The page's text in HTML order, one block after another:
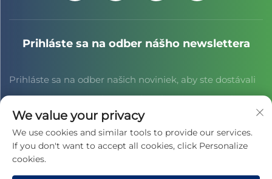
Prihláste sa na odber nášho newslettera
Prihláste sa na odber našich noviniek, aby ste dostávali
najnovšie správy z odvetvia, aktualizácie a poznatky od
nášho tímu.
We value your privacy
We use cookies and similar tools to provide our services.
If you don't want to accept all cookies, click Personalize
cookies.